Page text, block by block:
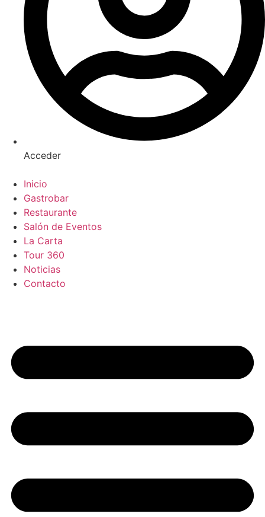
Acceder
Inicio
Gastrobar
Restaurante
Salón de Eventos
La Carta
Tour 360
Noticias
Contacto